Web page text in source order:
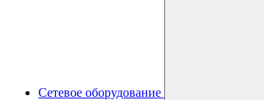
Сетевое оборудование